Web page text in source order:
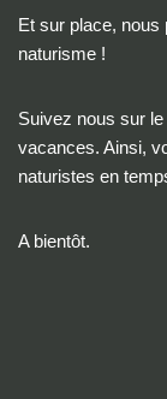
Et sur place, nous
naturisme !
Suivez nous sur le
vacances. Ainsi,
naturistes en
A bientôt.